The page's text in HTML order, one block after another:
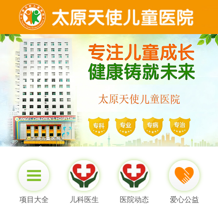
项目大全 儿科医生 医院动态 爱心公益